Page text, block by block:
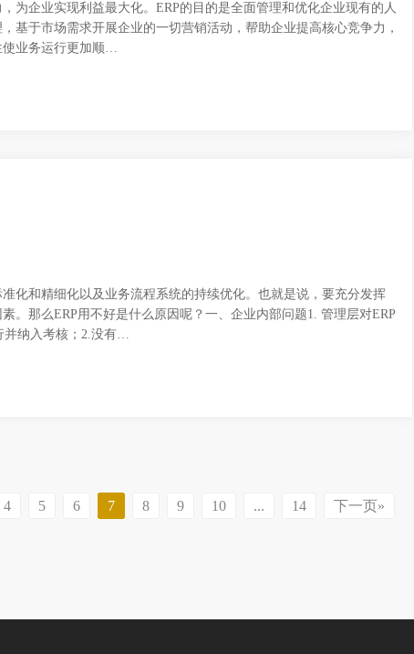
为企业实现利益最大化。ERP的目的是全面管理和优化企业现有的人
基于市场需求开展企业的一切营销活动，帮助企业提高核心竞争力，
使业务运行更加顺…
化和精细化以及业务流程系统的持续优化。也就是说，要充分发挥
。那么ERP用不好是什么原因呢？一、企业内部问题1. 管理层对ERP
并纳入考核；2.没有…
4 5 6 7 8 9 10 ... 14 下一页»